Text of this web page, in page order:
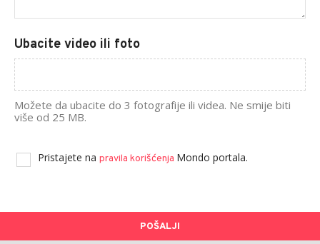
Ubacite video ili foto
Možete da ubacite do 3 fotografije ili videa. Ne smije biti
više od 25 MB.
Pristajete na pravila korišćenja Mondo portala.
POŠALJI